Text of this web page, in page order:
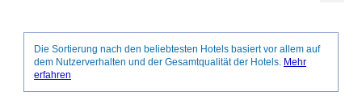
Die Sortierung nach den beliebtesten Hotels basiert vor allem auf
dem Nutzerverhalten und der Gesamtqualität der Hotels. Mehr
erfahren